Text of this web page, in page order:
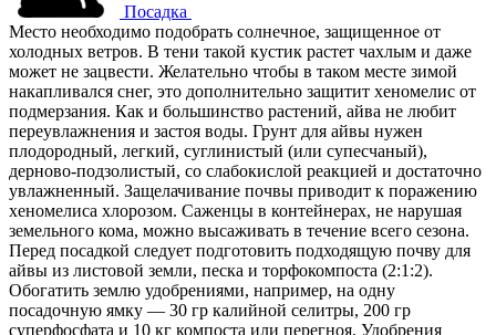
Посадка
Место необходимо подобрать солнечное, защищенное от
холодных ветров. В тени такой кустик растет чахлым и даже
может не зацвести. Желательно чтобы в таком месте зимой
накапливался снег, это дополнительно защитит хеномелис от
подмерзания. Как и большинство растений, айва не любит
переувлажнения и застоя воды. Грунт для айвы нужен
плодородный, легкий, суглинистый (или супесчаный),
дерново-подзолистый, со слабокислой реакцией и достаточно
увлажненный. Защелачивание почвы приводит к поражению
хеномелиса хлорозом. Саженцы в контейнерах, не нарушая
земельного кома, можно высаживать в течение всего сезона.
Перед посадкой следует подготовить подходящую почву для
айвы из листовой земли, песка и торфокомпоста (2:1:2).
Обогатить землю удобрениями, например, на одну
посадочную ямку — 30 гр калийной селитры, 200 гр
суперфосфата и 10 кг компоста или перегноя. Удобрения